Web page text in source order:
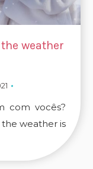
weather
com vocês?
weather is